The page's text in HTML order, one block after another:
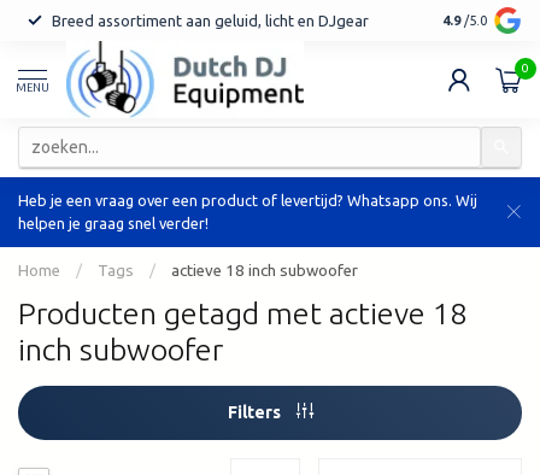
Breed assortiment aan geluid, licht en DJgear Tot 7 jaar
4.9 /5.0
MENU
0
Heb je een vraag over een product of levertijd? Whatsapp ons. Wij
helpen je graag snel verder!
Home / Tags / actieve 18 inch subwoofer
Producten getagd met actieve 18
inch subwoofer
Filters